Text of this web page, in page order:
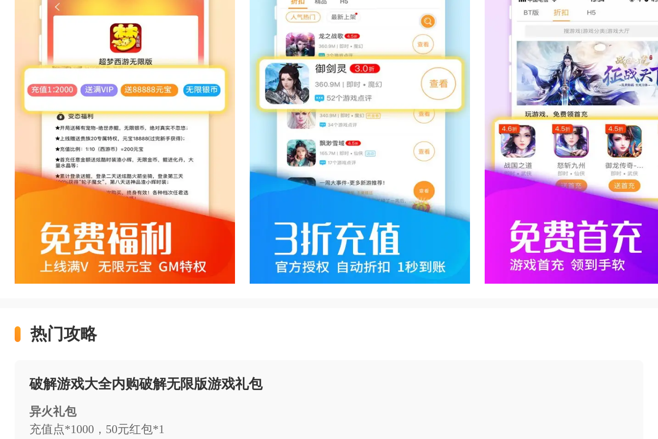
破解游戏大全内购破解无限版优势
免费游戏内货币：内购破解无限版游戏app往往提供无限的游戏内货币，如金币、钻石等，使得玩家
可以自由购买游戏内的道具而不必担心货币不足的问题。
解锁全部内容：玩家可以解锁游戏的所有关卡、角色、地图、皮肤等内容，无需通过正常游戏流程
逐步解锁。
去除广告：一些内购破解无限版游戏app移除了游戏中的广告，给玩家一个更为干净的游戏环境，提
高了游戏体验。
无需付费：内购破解无限版游戏app允许玩家在不付费的情况下享受原本需要付费才能获取的内容，
降低了游戏门槛。
破解游戏大全内购破解无限版福利
高充值返利：部分内购破解无限版游戏app提供高额的充值返利，玩家在充值时可以获得比官方版本
更多的游戏内货币或道具。
热门攻略
破解游戏大全内购破解无限版游戏礼包
异火礼包
充值点*1000，50元红包*1